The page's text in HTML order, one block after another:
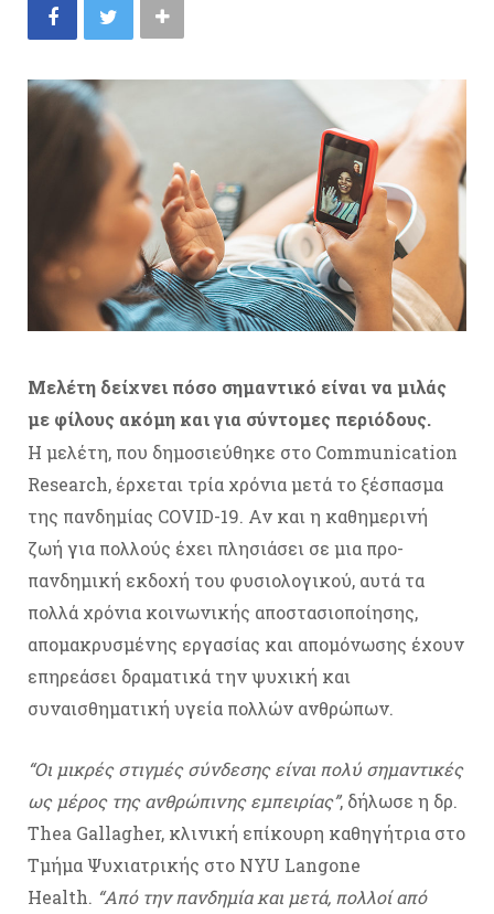
Μελέτη δείχνει πόσο σημαντικό είναι να μιλάς
με φίλους ακόμη και για σύντομες περιόδους.
Η μελέτη, που δημοσιεύθηκε στο Communication
Research, έρχεται τρία χρόνια μετά το ξέσπασμα
της πανδημίας COVID-19. Αν και η καθημερινή
ζωή για πολλούς έχει πλησιάσει σε μια προ-
πανδημική εκδοχή του φυσιολογικού, αυτά τα
πολλά χρόνια κοινωνικής αποστασιοποίησης,
απομακρυσμένης εργασίας και απομόνωσης έχουν
επηρεάσει δραματικά την ψυχική και
συναισθηματική υγεία πολλών ανθρώπων.
“Οι μικρές στιγμές σύνδεσης είναι πολύ σημαντικές
ως μέρος της ανθρώπινης εμπειρίας”, δήλωσε η δρ.
Thea Gallagher, κλινική επίκουρη καθηγήτρια στο
Τμήμα Ψυχιατρικής στο NYU Langone
Health. “Από την πανδημία και μετά, πολλοί από